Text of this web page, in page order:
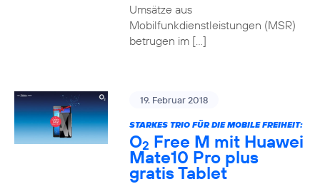
Umsätze aus
Mobilfunkdienstleistungen (MSR)
betrugen im […]
19. Februar 2018
STARKES TRIO FÜR DIE MOBILE FREIHEIT:
O2 Free M mit Huawei
Mate10 Pro plus
gratis Tablet